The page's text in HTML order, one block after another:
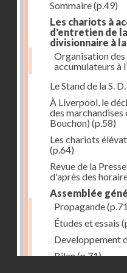
Sommaire(p.49)
Les chariots à
d'entretien de la
divisionnaire à la
Organisation
accumulateurs à
Le Stand de la S.
À Liverpool, le
des
Bouchon) (p.58)
Les chariots
(p.64)
Revue de la
d'après des
Assemblée
Propagande
Études et essais
Developpement
Bilan(p.71)